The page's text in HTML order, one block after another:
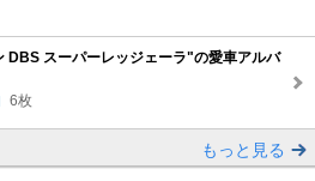
DBS スーパーレッジェーラ"の愛車アルバ
6枚
もっと見る